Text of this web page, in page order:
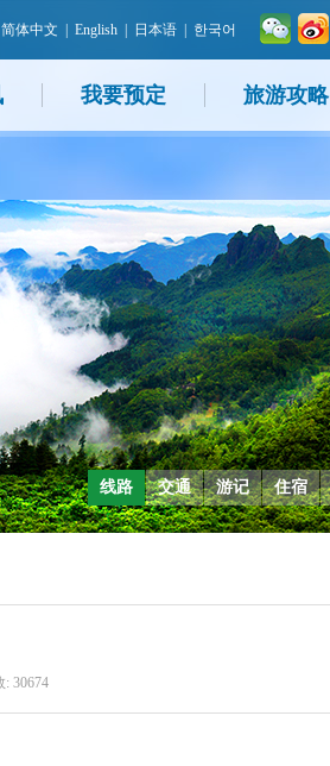
简体中文 English 日本语 한국어
我要预定 旅游攻略
线路 交通 游记 住宿
30674